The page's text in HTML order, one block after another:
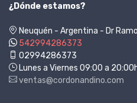
¿Dónde estamos?
Neuquén - Argentina - Dr
542994286373
02994286373
Lunes a Viernes 09:00 a
ventas@cordonandino.com